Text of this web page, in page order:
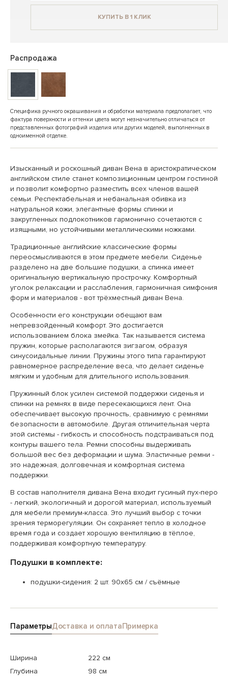
КУПИТЬ В 1 КЛИК
Распродажа
Специфика ручного окрашивания и обработки материала предполагает, что
фактура поверхности и оттенки цвета могут незначительно отличаться от
представленных фотографий изделия или других моделей, выполненных в
одноименной отделке.
Изысканный и роскошный диван Вена в аристократическом
английском стиле станет композиционным центром гостиной
и позволит комфортно разместить всех членов вашей
семьи. Респектабельная и небанальная обивка из
натуральной кожи, элегантные формы спинки и
закругленных подлокотников гармонично сочетаются с
изящными, но устойчивыми металлическими ножками.
Традиционные английские классические формы
переосмысливаются в этом предмете мебели. Сиденье
разделено на две большие подушки, а спинка имеет
оригинальную вертикальную прострочку. Комфортный
уголок релаксации и расслабления, гармоничная симфония
форм и материалов - вот трёхместный диван Вена.
Особенности его конструкции обещают вам
непревзойденный комфорт. Это достигается
использованием блока змейка. Так называется система
пружин, которые располагаются зигзагом, образуя
синусоидальные линии. Пружины этого типа гарантируют
равномерное распределение веса, что делает сиденье
мягким и удобным для длительного использования.
Пружинный блок усилен системой поддержки сиденья и
спинки на ремнях в виде пересекающихся лент. Она
обеспечивает высокую прочность, сравнимую с ремнями
безопасности в автомобиле. Другая отличительная черта
этой системы - гибкость и способность подстраиваться под
контуры вашего тела. Ремни способны выдерживать
большой вес без деформации и шума. Эластичные ремни -
это надежная, долговечная и комфортная система
поддержки.
В состав наполнителя дивана Вена входит гусиный пух-перо
- легкий, экологичный и дорогой материал, используемый
для мебели премиум-класса. Это лучший выбор с точки
зрения терморегуляции. Он сохраняет тепло в холодное
время года и создает хорошую вентиляцию в тёплое,
поддерживая комфортную температуру.
Подушки в комплекте:
подушки-сидения: 2 шт. 90х65 см / съёмные
ПараметрыДоставка и оплатаПримерка
Ширина
222 см
Глубина
98 см